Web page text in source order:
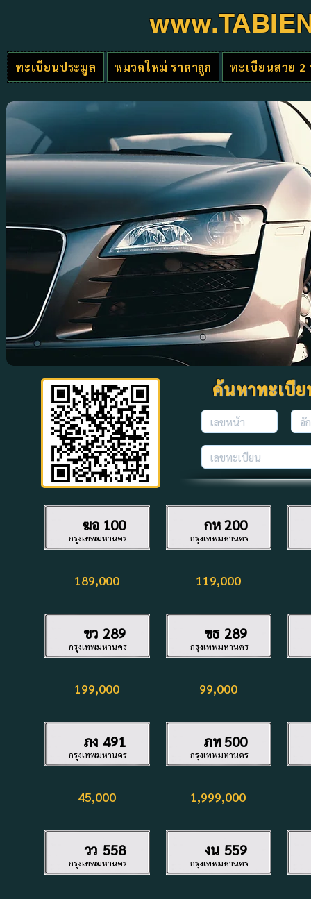
ทะเบียนประมูล หมวดใหม่ ราคาถูก ทะเบียนสวย 2
ค้นหาทะเบี
100
ฆอ
กรุงเทพมหานคร
189,000
289
ขว
กรุงเทพมหานคร
199,000
491
ภง
กรุงเทพมหานคร
45,000
558
วว
กรุงเทพมหานคร
200
กห
กรุงเทพมหานคร
119,000
289
ขธ
กรุงเทพมหานคร
99,000
500
ภท
กรุงเทพมหานคร
1,999,000
559
งน
กรุงเทพมหานคร